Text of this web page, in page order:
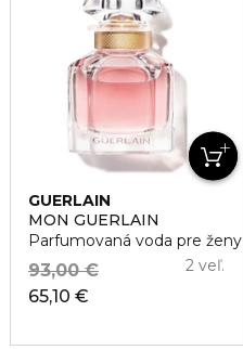
GUERLAIN
MON GUERLAIN
Parfumovaná voda pre ženy
65,10 €
93,00 € 2 veľ.